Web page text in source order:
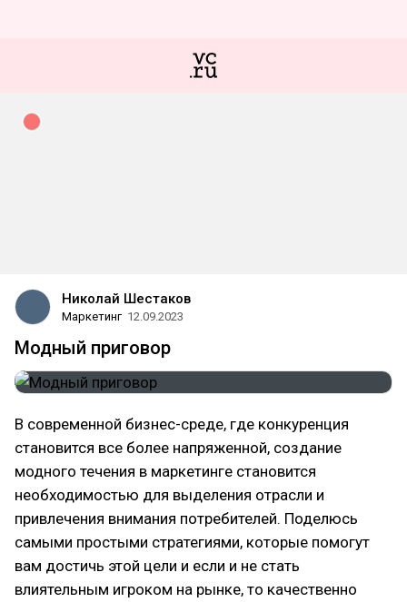
Николай Шестаков
Маркетинг 12.09.2023
Модный приговор
В современной бизнес-среде, где конкуренция
становится все более напряженной, создание
модного течения в маркетинге становится
необходимостью для выделения отрасли и
привлечения внимания потребителей. Поделюсь
самыми простыми стратегиями, которые помогут
вам достичь этой цели и если и не стать
влиятельным игроком на рынке, то качественно